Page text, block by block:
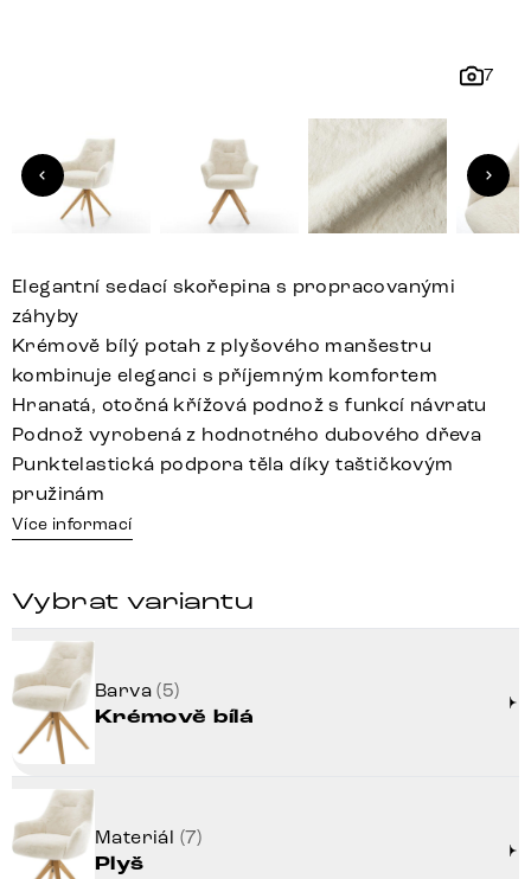
7
Elegantní sedací skořepina s propracovanými
záhyby
Krémově bílý potah z plyšového manšestru
kombinuje eleganci s příjemným komfortem
Hranatá, otočná křížová podnož s funkcí návratu
Podnož vyrobená z hodnotného dubového dřeva
Punktelastická podpora těla díky taštičkovým
pružinám
Více informací
Vybrat variantu
Barva(5)
Krémově bílá
Materiál (7)
Plyš